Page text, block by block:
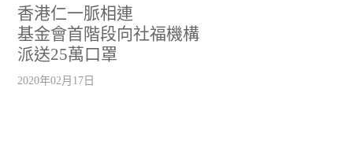
香港仁一脈相連
基金會首階段向社福機構
派送25萬口罩
2020年02月17日